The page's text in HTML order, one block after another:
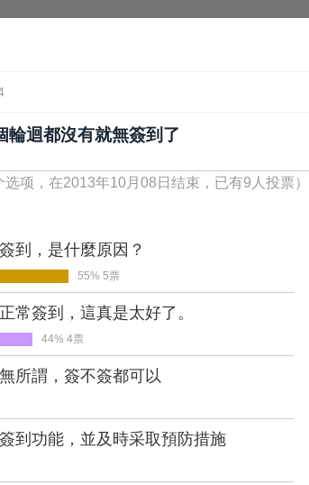
輪迴都沒有就無簽到了
选项，在2013年10月08日结束，已有9人投票）
到，是什麼原因？
55% 5票
常簽到，這真是太好了。
44% 4票
所謂，簽不簽都可以
到功能，並及時采取預防措施